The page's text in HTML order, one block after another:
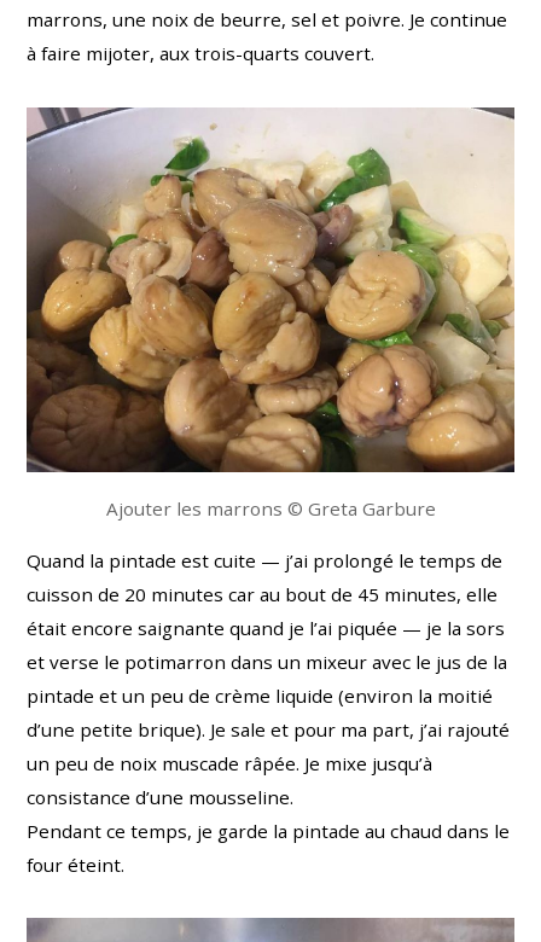
marrons, une noix de beurre,sel et poivre. Je continue
à faire mijoter, aux trois-quarts couvert.
Ajouter les marrons © Greta Garbure
Quand la pintade est cuite — j’ai prolongé le temps de
cuisson de 20 minutes car au bout de 45 minutes, elle
était encore saignante quand je l’ai piquée — je la sors
et verse le potimarron dans un mixeur avec le jus de la
pintade et un peu de crème liquide (environ la moitié
d’une petite brique). Je sale et pour ma part, j’ai rajouté
un peu de noix muscade râpée. Je mixe jusqu’à
consistance d’une mousseline.
Pendant ce temps, je garde la pintade au chaud dans le
four éteint.